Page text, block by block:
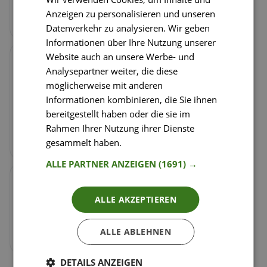
würfeln. Tofu 1 cm groß würfeln und
getrocknete Tomaten in Scheiben schneiden.
Schritt 3/4
Zwiebel und Knoblauch in Öl ( Öl der eingelegten
Tomaten verwenden) anbraten. Tofu für 2-3
Minuten mitbraten. Getrocknete Tomaten und
gewaschenen Babyspinat hinzufügen und nur
mehr kurz durchschwenken. Mit Salz und Pfeffer
abschmecken.
Blätterteig ausrollen, füllen und einschlagen. Mit
etwas Öl einpinseln und nach
Packungsanleitung im Ofen backen. Auf Tellern
anrichten und servieren.
Anzeigen zu personalisieren und unseren
Datenverkehr zu analysieren. Wir geben
Informationen über Ihre Nutzung unserer
Website auch an unsere Werbe- und
Analysepartner weiter, die diese
möglicherweise mit anderen
Informationen kombinieren, die Sie ihnen
bereitgestellt haben oder die sie im
Rahmen Ihrer Nutzung ihrer Dienste
gesammelt haben.
ALLE PARTNER ANZEIGEN(1691) →
ALLE AKZEPTIEREN
ALLE ABLEHNEN
DETAILS ANZEIGEN